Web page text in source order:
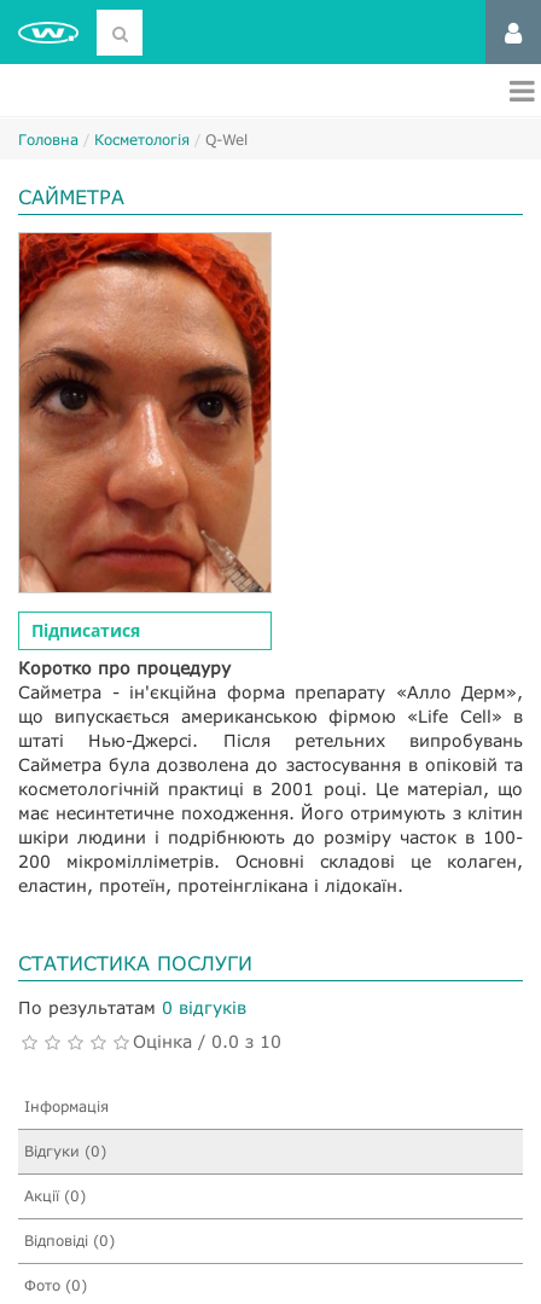
Головна Косметологія Q-Wel
САЙМЕТРА
Підписатися
Коротко про процедуру
Сайметра - ін'єкційна форма препарату «Алло Дерм»,
що випускається американською фірмою «Life Cell» в
штаті Нью-Джерсі. Після ретельних випробувань
Сайметра була дозволена до застосування в опіковій та
косметологічній практиці в 2001 році. Це матеріал, що
має несинтетичне походження. Його отримують з клітин
шкіри людини і подрібнюють до розміру часток в 100-
200 мікромілліметрів. Основні складові це колаген,
еластин, протеїн, протеінглікана і лідокаїн.
СТАТИСТИКА ПОСЛУГИ
По результатам 0 відгуків
Оцінка / 0.0 з 10
Інформація
Відгуки (0)
Акції (0)
Відповіді (0)
Фото (0)